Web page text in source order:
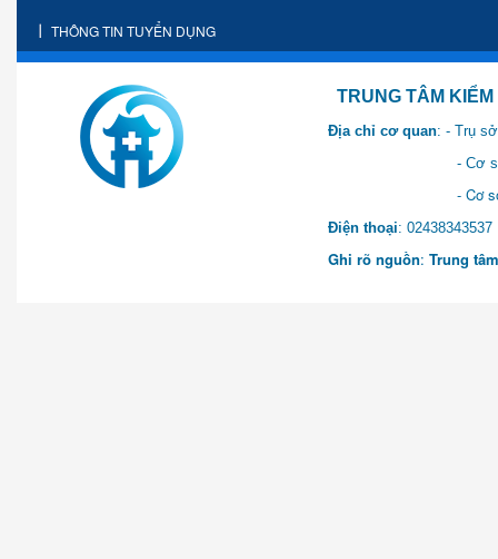
THÔNG TIN TUYỂN DỤNG
TRUNG TÂM KIỂM SOÁT
Địa chỉ cơ quan: - Trụ
- Cơ sở 2: Khu Hành
- Cơ sở 3: Số 1 Ngõ 2
Điện thoại:
Ghi rõ nguồn: Trung